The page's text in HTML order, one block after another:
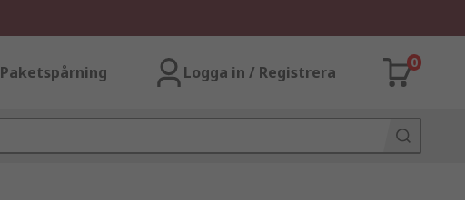
Paketspårning Logga in / Registrera
0